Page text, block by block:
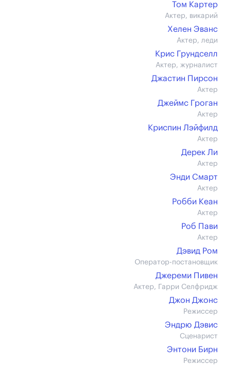
Том Картер
Актер, викарий
Хелен Эванс
Актер, леди
Крис Грундселл
Актер, журналист
Джастин Пирсон
Актер
Джеймс Гроган
Актер
Криспин Лэйфилд
Актер
Дерек Ли
Актер
Энди Смарт
Актер
Робби Кеан
Актер
Роб Пави
Актер
Дэвид Ром
Оператор-постановщик
Джереми Пивен
Актер, Гарри Селфридж
Джон Джонс
Режиссер
Эндрю Дэвис
Сценарист
Энтони Бирн
Режиссер